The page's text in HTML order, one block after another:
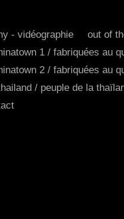
- vidéographie
out of
1 / fabriquées au
2 / fabriquées au
/ peuple de la